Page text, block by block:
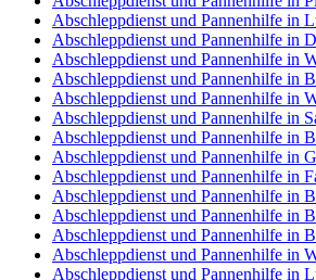
Abschleppdienst und Pannenhilfe in
Abschleppdienst und Pannenhilfe in
Abschleppdienst und Pannenhilfe in
Abschleppdienst und Pannenhilfe in
Abschleppdienst und Pannenhilfe in
Abschleppdienst und Pannenhilfe in
Abschleppdienst und Pannenhilfe in
Abschleppdienst und Pannenhilfe in
Abschleppdienst und Pannenhilfe in
Abschleppdienst und Pannenhilfe in
Abschleppdienst und Pannenhilfe in
Abschleppdienst und Pannenhilfe in
Abschleppdienst und Pannenhilfe in
Abschleppdienst und Pannenhilfe in